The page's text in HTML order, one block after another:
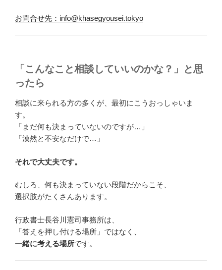
お問合せ先：info@khasegyousei.tokyo
「こんなこと相談していいのかな？」と思
ったら
相談に来られる方の多くが、最初にこうおっしゃいま
す。
「まだ何も決まっていないのですが…」
「漠然と不安なだけで…」
それで大丈夫です。
むしろ、何も決まっていない段階だからこそ、
選択肢がたくさんあります。
行政書士長谷川憲司事務所は、
「答えを押し付ける場所」ではなく、
一緒に考える場所です。